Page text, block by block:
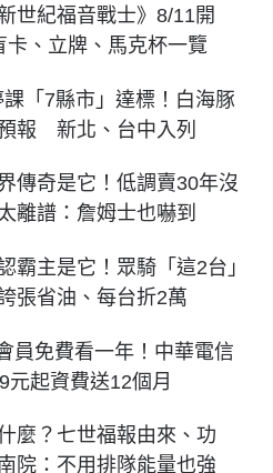
世紀福音戰士》8/11開
卡、立牌、馬克杯一覽
「7縣市」達標！白海豚
報 新北、台中入列
傳奇是它！低調賣30年沒
離譜：詹姆士也嚇到
霸主是它！眾騎「這2台」
張省油、每台折2萬
員免費看一年！中華電信
元起資費送12個月
麼？七世福報由來、功
院：不用排隊能量也強